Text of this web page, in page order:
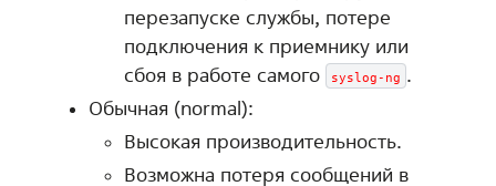
перезапуске службы, потере
подключения к приемнику или
сбоя в работе самого
syslog-ng .
Обычная (normal):
Высокая производительность.
Возможна потеря сообщений в